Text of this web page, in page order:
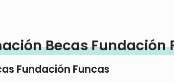
Becas Fundación
Fundación Funcas